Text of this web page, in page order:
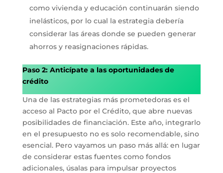
como vivienda y educación continuarán siendo
inelásticos, por lo cual la estrategia debería
considerar las áreas donde se pueden generar
ahorros y reasignaciones rápidas.
Paso 2: Anticípate a las oportunidades de
crédito
Una de las estrategias más prometedoras es el
acceso al Pacto por el Crédito, que abre nuevas
posibilidades de financiación. Este año, integrarlo
en el presupuesto no es solo recomendable, sino
esencial. Pero vayamos un paso más allá: en lugar
de considerar estas fuentes como fondos
adicionales, úsalas para impulsar proyectos